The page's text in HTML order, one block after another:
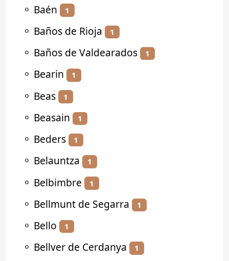
⚬ Baén 1
⚬ Baños de Rioja 1
⚬ Baños de Valdearados 1
⚬ Bearin 1
⚬ Beas 1
⚬ Beasain 1
⚬ Beders 1
⚬ Belauntza 1
⚬ Belbimbre 1
⚬ Bellmunt de Segarra 1
⚬ Bello 1
⚬ Bellver de Cerdanya 1